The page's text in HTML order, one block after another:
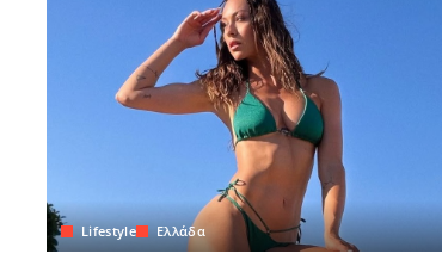
Lifestyle Ελλάδα